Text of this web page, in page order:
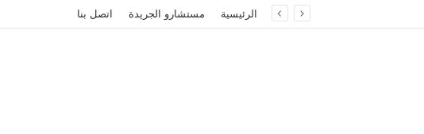
الرئيسية مستشارو الجريدة اتصل بنا